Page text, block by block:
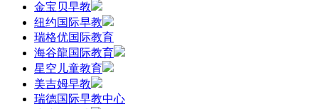
金宝贝早教
纽约国际早教
瑞格优国际教育
海谷龍国际教育
星空儿童教育
美吉姆早教
瑞德国际早教中心